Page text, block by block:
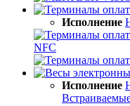
Исполнение
NFC
Исполнение